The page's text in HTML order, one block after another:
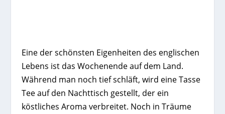
Eine der schönsten Eigenheiten des englischen
Lebens ist das Wochenende auf dem Land.
Während man noch tief schläft, wird eine Tasse
Tee auf den Nachttisch gestellt, der ein
köstliches Aroma verbreitet. Noch in Träume